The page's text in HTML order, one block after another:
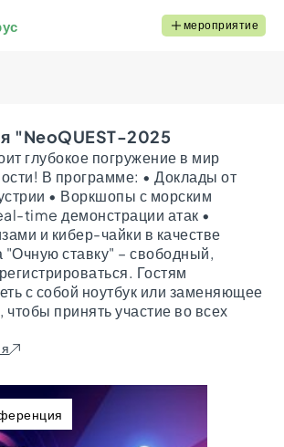
мероприятие
"NeoQUEST-2025
глубокое погружение в мир
В программе: • Доклады от
• Воркшопы с морским
time демонстрации атак •
и кибер-чайки в качестве
"Очную ставку" – свободный,
Гостям
с собой ноутбук или заменяющее
чтобы принять участие во всех